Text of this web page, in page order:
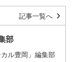
部
ル豊岡」編集部
記事一覧へ